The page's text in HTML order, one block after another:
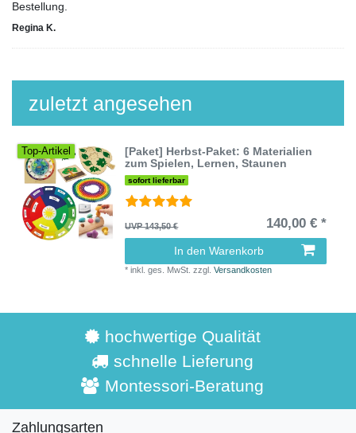
Bestellung.
Regina K.
zuletzt angesehen
Top-Artikel
[Paket] Herbst-Paket: 6 Materialien
zum Spielen, Lernen, Staunen
sofort lieferbar
UVP 143,50 € 140,00 € *
In den Warenkorb
*inkl. ges. MwSt. zzgl.Versandkosten
hochwertige Qualität
schnelle Lieferung
Montessori-Beratung
Zahlungsarten